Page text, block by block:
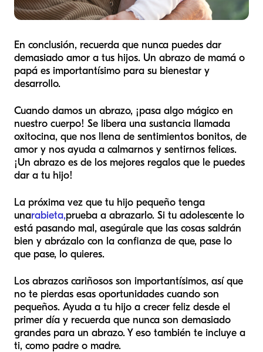
En conclusión, recuerda que nunca puedes dar
demasiado amor a tus hijos. Un abrazo de mamá o
papá es importantísimo para su bienestar y
desarrollo.
Cuando damos un abrazo, ¡pasa algo mágico en
nuestro cuerpo! Se libera una sustancia llamada
oxitocina, que nos llena de sentimientos bonitos, de
amor y nos ayuda a calmarnos y sentirnos felices.
¡Un abrazo es de los mejores regalos que le puedes
dar a tu hijo!
La próxima vez que tu hijo pequeño tenga
unarabieta,prueba a abrazarlo. Si tu adolescente lo
está pasando mal, asegúrale que las cosas saldrán
bien y abrázalo con la confianza de que, pase lo
que pase, lo quieres.
Los abrazos cariñosos son importantísimos, así que
no te pierdas esas oportunidades cuando son
pequeños. Ayuda a tu hijo a crecer feliz desde el
primer día y recuerda que nunca son demasiado
grandes para un abrazo. Y eso también te incluye a
ti, como padre o madre.